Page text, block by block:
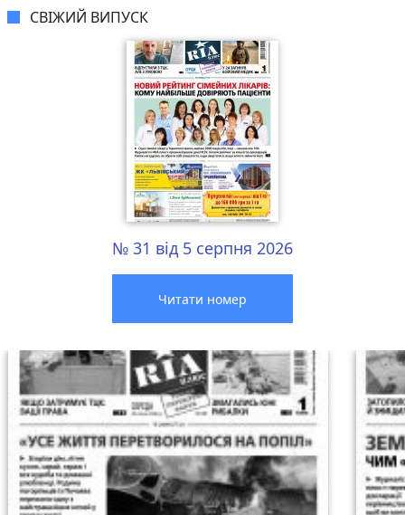
СВІЖИЙ ВИПУСК
№ 31 від 5 серпня 2026
Читати номер